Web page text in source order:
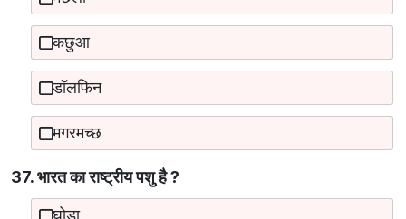
कछुआ
डॉलफिन
मगरमच्छ
37. भारत का राष्‍ट्रीय पशु है ?
घोड़ा